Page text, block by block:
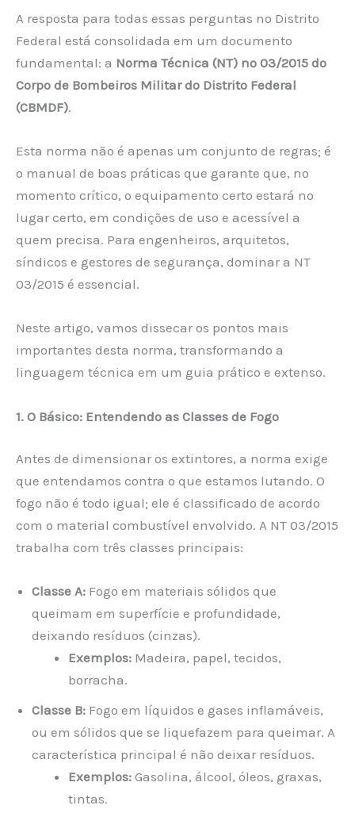
A resposta para todas essas perguntas no Distrito
Federal está consolidada em um documento
fundamental: a Norma Técnica (NT) nº 03/2015 do
Corpo de Bombeiros Militar do Distrito Federal
(CBMDF).
Esta norma não é apenas um conjunto de regras; é
o manual de boas práticas que garante que, no
momento crítico, o equipamento certo estará no
lugar certo, em condições de uso e acessível a
quem precisa. Para engenheiros, arquitetos,
síndicos e gestores de segurança, dominar a NT
03/2015 é essencial.
Neste artigo, vamos dissecar os pontos mais
importantes desta norma, transformando a
linguagem técnica em um guia prático e extenso.
1. O Básico: Entendendo as Classes de Fogo
Antes de dimensionar os extintores, a norma exige
que entendamos contra o que estamos lutando. O
fogo não é todo igual; ele é classificado de acordo
com o material combustível envolvido. A NT 03/2015
trabalha com três classes principais:
Classe A: Fogo em materiais sólidos que
queimam em superfície e profundidade,
deixando resíduos (cinzas).
Exemplos:Madeira, papel, tecidos,
borracha.
Classe B: Fogo em líquidos e gases inflamáveis,
ou em sólidos que se liquefazem para queimar. A
característica principal é não deixar resíduos.
Exemplos:Gasolina, álcool, óleos, graxas,
tintas.